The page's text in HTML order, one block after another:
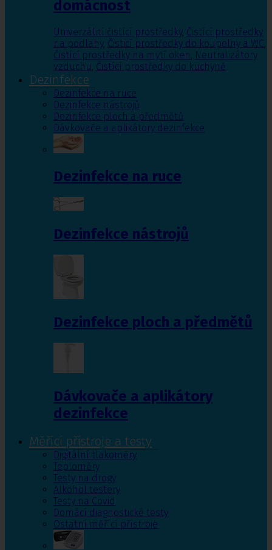
domácnost
Univerzální čistící prostředky, Čistící prostředky
na podlahy, Čisticí prostředky do koupelny a WC,
Čistící prostředky na mytí oken, Neutralizátory
vzduchu, Čistící prostředky do kuchyně
Dezinfekce
Dezinfekce na ruce
Dezinfekce nástrojů
Dezinfekce ploch a předmětů
Dávkovače a aplikátory dezinfekce
Dezinfekce na ruce
Dezinfekce nástrojů
Dezinfekce ploch a předmětů
Dávkovače a aplikátory
dezinfekce
Měřící přístroje a testy
Digitální tlakoměry
Teploměry
Testy na drogy
Alkohol testery
Testy na Covid
Domácí diagnostické testy
Ostatní měřící přístroje